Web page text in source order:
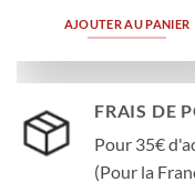
AJOUTER AU PANIER
FRAIS DE
Pour 35€
(Pour la